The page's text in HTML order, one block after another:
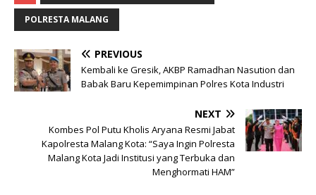
POLRESTA MALANG
PREVIOUS
Kembali ke Gresik, AKBP Ramadhan Nasution dan
Babak Baru Kepemimpinan Polres Kota Industri
NEXT
Kombes Pol Putu Kholis Aryana Resmi Jabat
Kapolresta Malang Kota: “Saya Ingin Polresta
Malang Kota Jadi Institusi yang Terbuka dan
Menghormati HAM”